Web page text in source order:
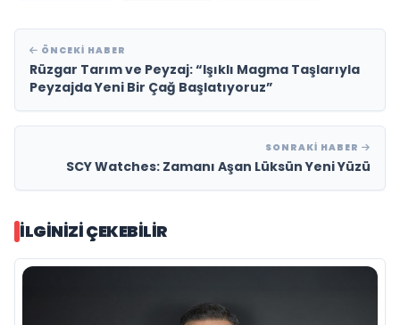
ÖNCEKI HABER
Rüzgar Tarım ve Peyzaj: “Işıklı Magma Taşlarıyla
Peyzajda Yeni Bir Çağ Başlatıyoruz”
SONRAKI HABER
SCY Watches: Zamanı Aşan Lüksün Yeni Yüzü
İLGINIZI ÇEKEBILIR